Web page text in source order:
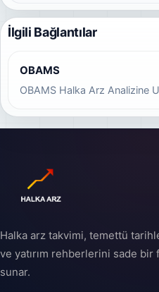
İlgili Bağlantılar
OBAMS
OBAMS Halka Arz Analizine
Halka arz takvimi, temettü
ve yatırım rehberlerini sade
sunar.